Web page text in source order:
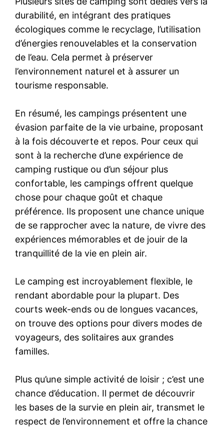
durabilité, en intégrant des pratiques
écologiques comme le recyclage, l’utilisation
d’énergies renouvelables et la conservation
de l’eau. Cela permet à préserver
l’environnement naturel et à assurer un
tourisme responsable.
En résumé, les campings présentent une
évasion parfaite de la vie urbaine, proposant
à la fois découverte et repos. Pour ceux qui
sont à la recherche d’une expérience de
camping rustique ou d’un séjour plus
confortable, les campings offrent quelque
chose pour chaque goût et chaque
préférence. Ils proposent une chance unique
de se rapprocher avec la nature, de vivre des
expériences mémorables et de jouir de la
tranquillité de la vie en plein air.
Le camping est incroyablement flexible, le
rendant abordable pour la plupart. Des
courts week-ends ou de longues vacances,
on trouve des options pour divers modes de
voyageurs, des solitaires aux grandes
familles.
Plus qu’une simple activité de loisir ; c’est une
chance d’éducation. Il permet de découvrir
les bases de la survie en plein air, transmet le
respect de l’environnement et offre la chance